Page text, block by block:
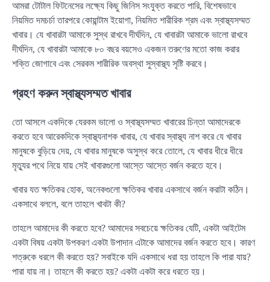
আমরা টোটাল ফিটনেসের লক্ষ্যে কিছু জিনিস সংযুক্ত করতে পারি, বিশেষভাবে
নিয়মিত দমচর্চা তারপরে কোয়ান্টাম ইয়োগা, নিয়মিত শারীরিক শ্রম এবং স্বাস্থ্যসম্মত
খাবার। যে খাবারটা আমাকে সুস্থ রাখবে দীর্ঘদিন, যে খাবারটা আমাকে ভালো রাখবে
দীর্ঘদিন, যে খাবারটা আমাকে ৮০ বছর বয়সেও একজন তরুণের মতো কাজ করার
শক্তি জোগাবে এবং সেরকম শারীরিক অবস্থা সুস্বাস্থ্য সৃষ্টি করবে।
গ্রহণ করুন স্বাস্থ্যসম্মত খাবার
তো আসলে একদিকে যেরকম ভালো ও স্বাস্থ্যসম্মত খাবারের চিন্তা আমাদেরকে
করতে হবে আরেকদিকে স্বাস্থ্যনাশক খাবার, যে খাবার স্বাস্থ্য নাশ করে যে খাবার
মানুষকে বুড়িয়ে দেয়, যে খাবার মানুষকে অসুস্থ করে তোলে, যে খাবার ধীরে ধীরে
মৃত্যুর পথে নিয়ে যায় সেই খাবারগুলো আস্তে আস্তে বর্জন করতে হবে।
খাবার যত ক্ষতিকর হোক, অনেকগুলো ক্ষতিকর খাবার একসাথে বর্জন করাটা কঠিন।
একসাথে বললে, বলে তাহলে খাবটা কী?
তাহলে আমাদের কী করতে হবে? আমাদের সবচেয়ে ক্ষতিকর যেটি, একটা আইটেম
একটা বিষয় একটা উপকরণ একটা উপাদান এটাকে আমাদের বর্জন করতে হবে। কারণ
শত্রুকে ধরলে কী করতে হয়? সবাইকে যদি একসাথে ধরা হয় তাহলে কি পারা যায়?
পারা যায় না। তাহলে কী করতে হয়? একটা একটা করে ধরতে হয়।